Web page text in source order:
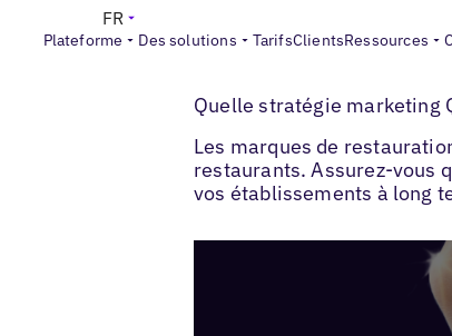
Plateforme Des solutions TarifsClientsRessources
FR
Blogs> Stratégie de marketing local
Quelle stratégie marketing
Les marques de
restaurants. Assurez-vous
vos établissements à long